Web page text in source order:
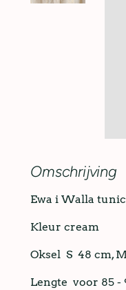
Omschrijving
Ewa i Walla
Kleur cream
Oksel S 48 cm,
Lengte voor 85 -